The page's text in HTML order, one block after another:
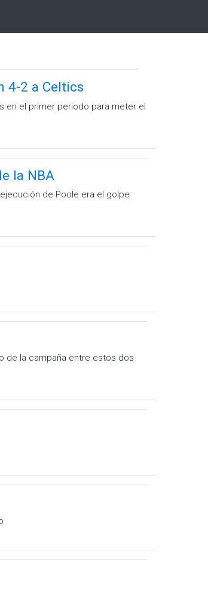
4-2 a Celtics
en el primer periodo para meter el
la NBA
de Poole era el golpe
de la campaña entre estos dos